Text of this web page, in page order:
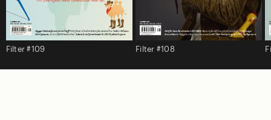
Filter #109 Filter #108